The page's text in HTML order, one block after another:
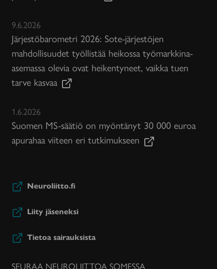
9.6.2026
Järjestöbarometri 2026: Sote-järjestöjen
mahdollisuudet työllistää heikossa työmarkkina-
asemassa olevia ovat heikentyneet, vaikka tuen
tarve kasvaa
1.6.2026
Suomen MS-säätiö on myöntänyt 30 000 euroa
apurahaa viiteen eri tutkimukseen
Neuroliitto.fi
Liity jäseneksi
Tietoa sairauksista
SEURAA NEUROLIITTOA SOMESSA